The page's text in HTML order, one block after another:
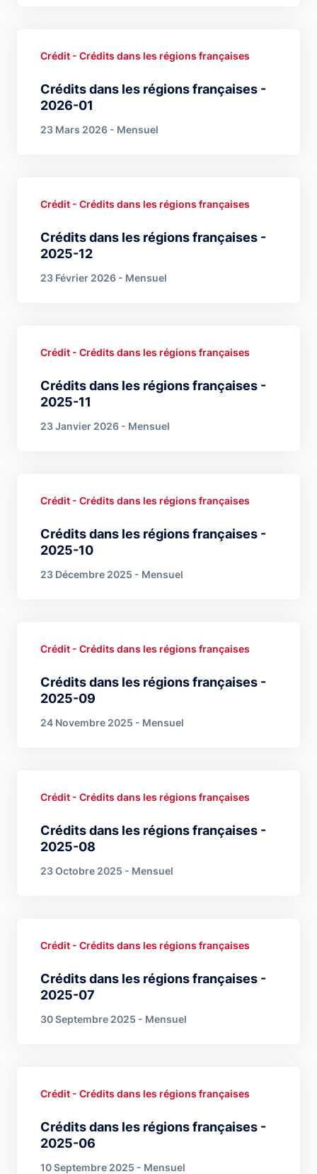
Crédits dans les régions françaises -
2026-01
Crédit - Crédits dans les régions françaises
23 Mars 2026 - Mensuel
Crédits dans les régions françaises -
2025-12
Crédit - Crédits dans les régions françaises
23 Février 2026 - Mensuel
Crédits dans les régions françaises -
2025-11
Crédit - Crédits dans les régions françaises
23 Janvier 2026 - Mensuel
Crédits dans les régions françaises -
2025-10
Crédit - Crédits dans les régions françaises
23 Décembre 2025 - Mensuel
Crédits dans les régions françaises -
2025-09
Crédit - Crédits dans les régions françaises
24 Novembre 2025 - Mensuel
Crédits dans les régions françaises -
2025-08
Crédit - Crédits dans les régions françaises
23 Octobre 2025 - Mensuel
Crédits dans les régions françaises -
2025-07
Crédit - Crédits dans les régions françaises
30 Septembre 2025 - Mensuel
Crédits dans les régions françaises -
2025-06
Crédit - Crédits dans les régions françaises
10 Septembre 2025 - Mensuel